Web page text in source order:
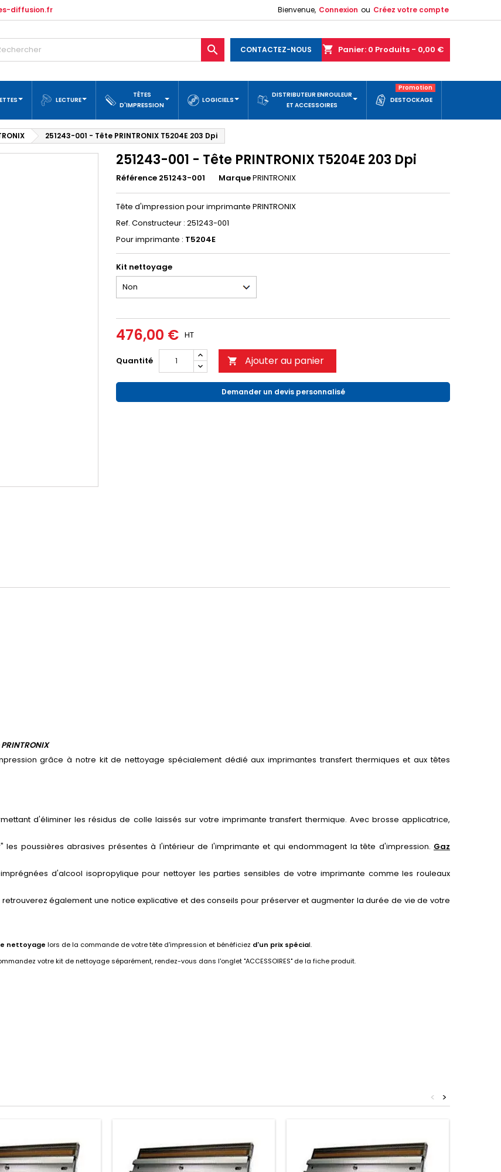
diffusion.fr Bienvenue, Connexion ou Créez votre compte
shopping_cart Panier: 0 Produits - 0,00 €
CONTACTEZ-NOUS

LECTURE
TÊTES
D'IMPRESSION
LOGICIELS
DISTRIBUTEUR ENROULEUR
ET ACCESSOIRES
DESTOCKAGE
Promotion
251243-001 - Tête PRINTRONIX T5204E 203 Dpi
251243-001 - Tête PRINTRONIX T5204E 203 Dpi
Référence 251243-001 MarquePRINTRONIX
Tête d'impression pour imprimante PRINTRONIX
Ref. Constructeur : 251243-001
Pour imprimante : T5204E
Kit nettoyage
476,00 € HT
Quantité  Ajouter au panier
Demander un devis personnalisé
grâce à notre kit de nettoyage spécialement dédié aux imprimantes transfert thermiques et aux têtes
d'éliminer les résidus de colle laissés sur votre imprimante transfert thermique. Avec brosse applicatrice,
les poussières abrasives présentes à l'intérieur de l'imprimante et qui endommagent la tête d'impression. Gaz
d'alcool isopropylique pour nettoyer les parties sensibles de votre imprimante comme les rouleaux
également une notice explicative et des conseils pour préserver et augmenter la durée de vie de votre
nettoyage lors de la commande de votre tête d'impression et bénéficiez d'un prix spécial.
votre kit de nettoyage séparément, rendez-vous dans l'onglet "ACCESSOIRES" de la fiche produit.
>
<